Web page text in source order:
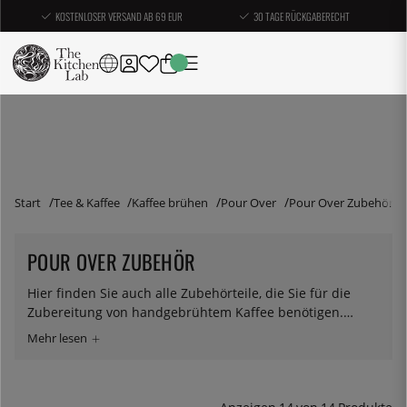
KOSTENLOSER VERSAND AB 69 EUR 30 TAGE RÜCKGABERECHT
Start Tee & Kaffee Kaffee brühen Pour Over Pour Over Zubehör
POUR OVER ZUBEHÖR
Hier finden Sie auch alle Zubehörteile, die Sie für die
Zubereitung von handgebrühtem Kaffee benötigen.
Wenn Sie interessiert sind, empfehlen wir Ihnen